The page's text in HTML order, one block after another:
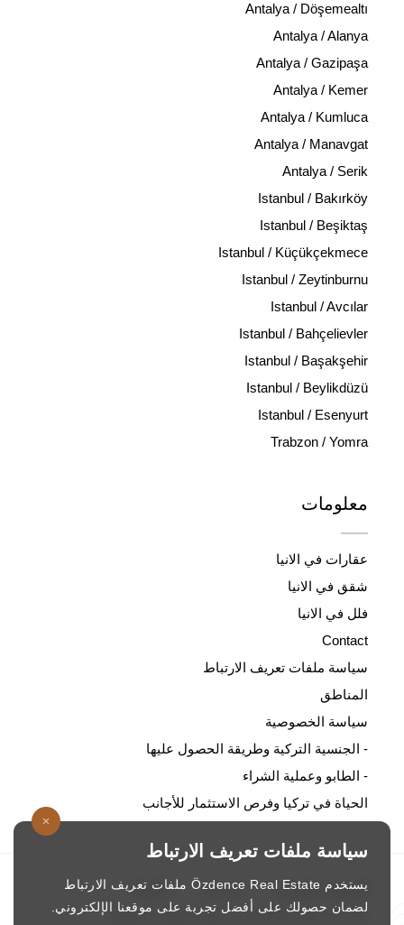
Antalya / Döşemealtı
Antalya / Alanya
Antalya / Gazipaşa
Antalya / Kemer
Antalya / Kumluca
Antalya / Manavgat
Antalya / Serik
Istanbul / Bakırköy
Istanbul / Beşiktaş
Istanbul / Küçükçekmece
Istanbul / Zeytinburnu
Istanbul / Avcılar
Istanbul / Bahçelievler
Istanbul / Başakşehir
Istanbul / Beylikdüzü
Istanbul / Esenyurt
Trabzon / Yomra
معلومات
عقارات في الانيا
شقق في الانيا
فلل في الانيا
Contact
سياسة ملفات تعريف الارتباط
المناطق
سياسة الخصوصية
- الجنسية التركية وطريقة الحصول عليها
- الطابو وعملية الشراء
الحياة في تركيا وفرص الاستثمار للأجانب
الصفحة الرئيسية / من نحن /
الاتصال
ozdence.com © 1987. جميع الحقوق محفوظة
سياسة ملفات تعريف الارتباط
يستخدم Özdence Real Estate ملفات تعريف الارتباط
لضمان حصولك على أفضل تجربة على موقعنا الإلكتروني.